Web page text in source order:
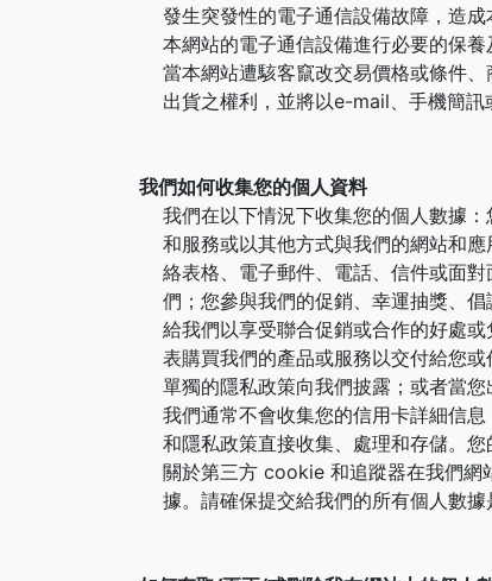
發生突發性的電子通信設備故障，造
本網站的電子通信設備進行必要的保養
當本網站遭駭客竄改交易價格或條件
出貨之權利，並將以e-mail、手機簡訊
我們如何收集您的個人資料
我們在以下情況下收集您的個人數據
和服務或以其他方式與我們的網站和
絡表格、電子郵件、電話、信件或面
們；您參與我們的促銷、幸運抽獎、
給我們以享受聯合促銷或合作的好處
表購買我們的產品或服務以交付給您
單獨的隱私政策向我們披露；或者當
我們通常不會收集您的信用卡詳細信
和隱私政策直接收集、處理和存儲。
關於第三方 cookie 和追蹤器在我們網
據。請確保提交給我們的所有個人數